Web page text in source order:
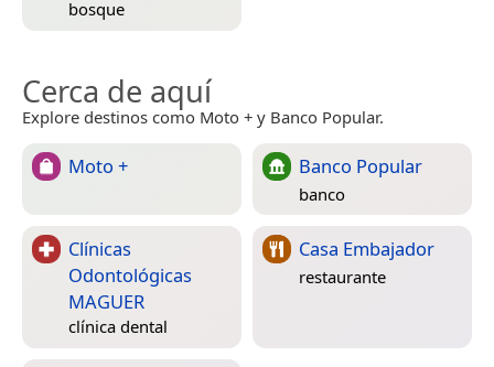
bosque
Cerca de aquí
Explore destinos como Moto + y Banco Popular.
Moto + Banco Popular
banco
Clínicas
Odontológicas
MAGUER
clínica dental
Casa Embajador
restaurante